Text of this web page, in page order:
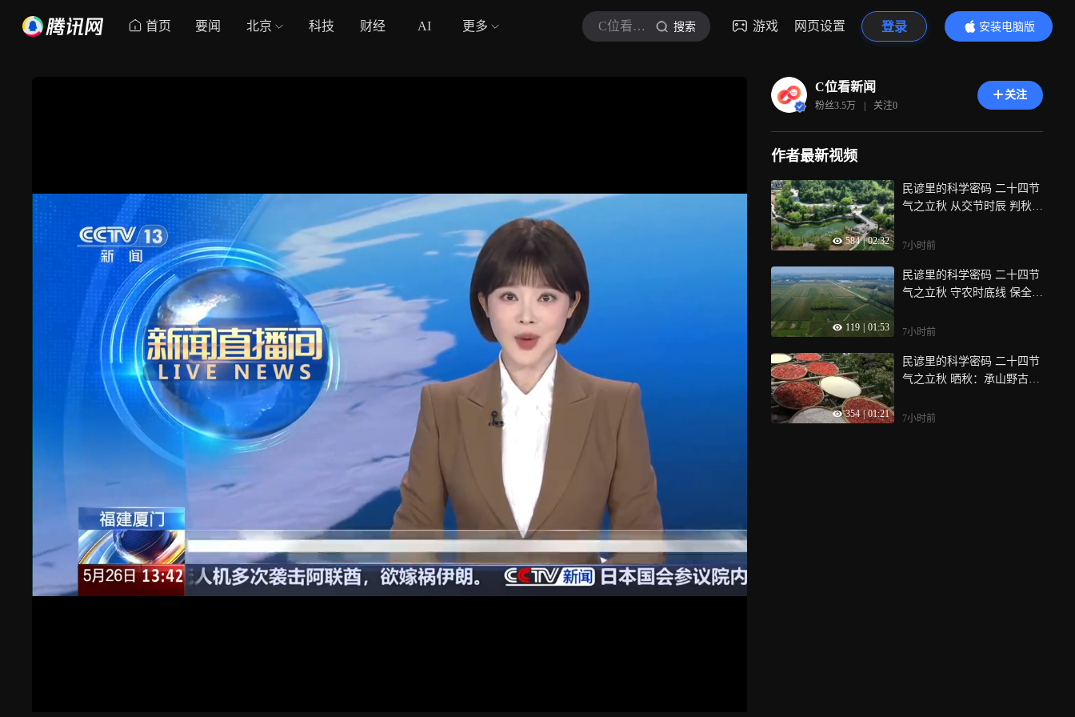
首页 要闻 北京 科技 财经 AI 更多 C位看新闻 搜索 游戏 网页设置 登录
安装电脑版
内容更精彩
C位看新闻
粉丝3.5万 | 关注0
关注
作者最新视频
584 | 02:32
民谚里的科学密码 二十四节
气之立秋 从交节时辰 判秋后
7小时前
119 01:53
民谚里的科学密码 二十四节
气之立秋 守农时底线 保全年
7小时前
354 | 01:21
民谚里的科学密码 二十四节
气之立秋 晒秋：承山野古俗
7小时前